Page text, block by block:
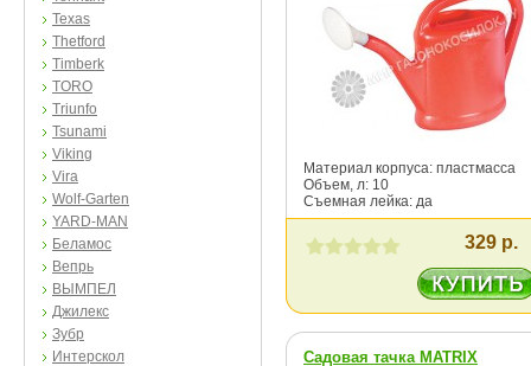
Texas
Thetford
Timberk
TORO
Triunfo
Tsunami
Viking
Vira
Wolf-Garten
YARD-MAN
Беламос
Вепрь
ВЫМПЕЛ
Джилекс
Зубр
Интерскол
Материал корпуса: пластмасса
Объем, л: 10
Съемная лейка: да
329 р.
Садовая тачка MATRIX